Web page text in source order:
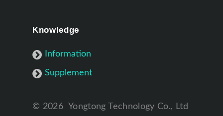
Knowledge
Information
Supplement
© 2026 Yongtong Technology Co., Ltd